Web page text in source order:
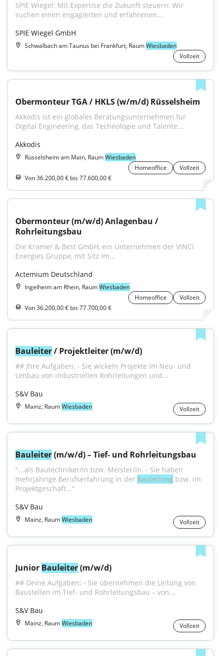
SPIE Wiegel: Mit Expertise die Zukunft steuern: Wir
suchen einen engagierten und erfahrenen...
SPIE Wiegel GmbH
Schwalbach am Taunus bei Frankfurt, RaumWiesbaden
Vollzeit
Obermonteur TGA / HKLS (w/m/d) Rüsselsheim
Akkodis ist ein globales Beratungsunternehmen für
Digital Engineering, das Technologie und Talente...
Akkodis
Rüsselsheim am Main, RaumWiesbaden
Homeoffice
Vollzeit
Von 36.200,00 € bis 77.600,00 €
Obermonteur (m/w/d) Anlagenbau /
Rohrleitungsbau
Die Kramer & Best GmbH, ein Unternehmen der VINCI
Energies Gruppe, mit Sitz im...
Actemium Deutschland
Ingelheim am Rhein, RaumWiesbaden
Homeoffice
Vollzeit
Von 36.200,00 € bis 77.700,00 €
Bauleiter / Projektleiter (m/w/d)
## Ihre Aufgaben: - Sie wickeln Projekte im Neu- und
Umbau von industriellen Rohrleitungen und...
S&V Bau
Mainz, RaumWiesbaden Vollzeit
Bauleiter (m/w/d) – Tief- und Rohrleitungsbau
"...als Bautechniker/in bzw. Meister/in. - Sie haben
mehrjährige Berufserfahrung in der Bauleitung bzw. im
Projektgeschäft..."
S&V Bau
Mainz, RaumWiesbaden Vollzeit
Junior Bauleiter (m/w/d)
## Deine Aufgaben: - Sie übernehmen die Leitung von
Baustellen im Tief- und Rohrleitungsbau – von...
S&V Bau
Mainz, RaumWiesbaden Vollzeit